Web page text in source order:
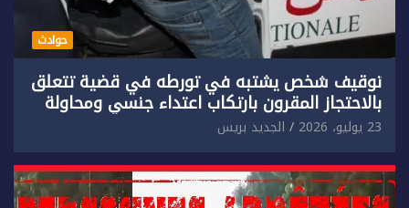
حوادث
توقيف شخص يشتبه في تورطه في قضية تتعلق
بالاحتجاز المقرون بارتكاب اعتداء جنسي ومحاولة
إضرام النار عمدا.
23 يوليو، 2026 الجديد بريس